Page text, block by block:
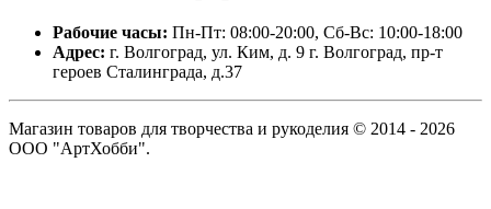
Рабочие часы: Пн-Пт: 08:00-20:00, Сб-Вс: 10:00-18:00
Адрес: г. Волгоград, ул. Ким, д. 9 г. Волгоград, пр-т
героев Сталинграда, д.37
Магазин товаров для творчества и рукоделия © 2014 - 2026
ООО "АртХобби".